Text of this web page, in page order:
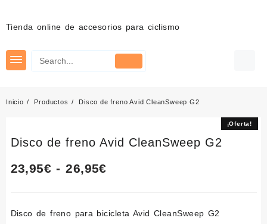
contenido
Tienda online de accesorios para ciclismo
Inicio Productos Disco de freno Avid CleanSweep G2
¡Oferta!
Disco de freno Avid CleanSweep G2
23,95€ - 26,95€Rango
precios:
Disco de freno para bicicleta Avid CleanSweep G2
¡Oferta!